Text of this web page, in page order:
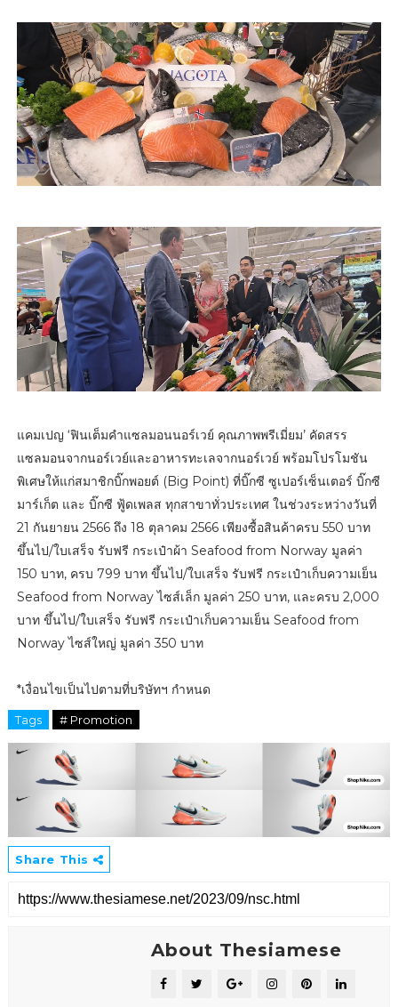
แคมเปญ ‘ฟินเต็มคำแซลมอนนอร์เวย์ คุณภาพพรีเมี่ยม’ คัดสรร
แซลมอนจากนอร์เวย์และอาหารทะเลจากนอร์เวย์ พร้อมโปรโมชัน
พิเศษให้แก่สมาชิกบิ๊กพอยต์ (Big Point) ที่บิ๊กซี ซูเปอร์เซ็นเตอร์ บิ๊กซี
มาร์เก็ต และ บิ๊กซี ฟู้ดเพลส ทุกสาขาทั่วประเทศ ในช่วงระหว่างวันที่
21 กันยายน 2566 ถึง 18 ตุลาคม 2566 เพียงซื้อสินค้าครบ 550 บาท
ขึ้นไป/ใบเสร็จ รับฟรี กระเป๋าผ้า Seafood from Norway มูลค่า
150 บาท, ครบ 799 บาท ขึ้นไป/ใบเสร็จ รับฟรี กระเป๋าเก็บความเย็น
Seafood from Norway ไซส์เล็ก มูลค่า 250 บาท, และครบ 2,000
บาท ขึ้นไป/ใบเสร็จ รับฟรี กระเป๋าเก็บความเย็น Seafood from
Norway ไซส์ใหญ่ มูลค่า 350 บาท
*เงื่อนไขเป็นไปตามที่บริษัทฯ กำหนด
Tags # Promotion
Share This
About Thesiamese